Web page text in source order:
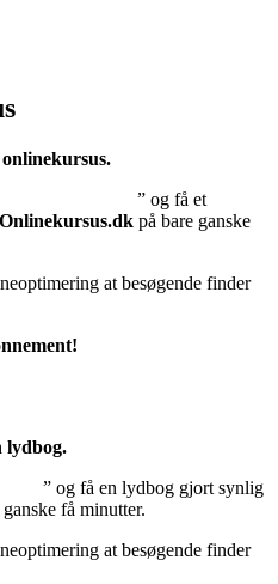
” og få et
Onlinekursus.dk på bare ganske
at besøgende finder
lydbog.
” og få en lydbog gjort synlig
få minutter.
at besøgende finder